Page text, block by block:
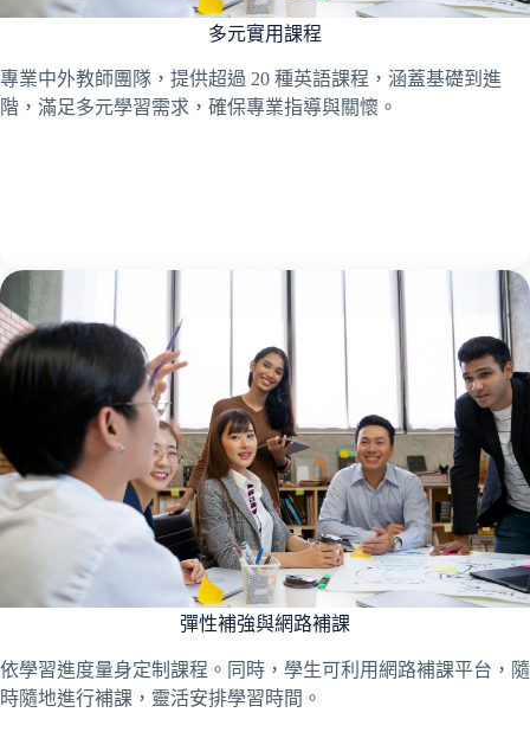
多元實用課程
專業中外教師團隊，提供超過 20 種英語課程，涵蓋基礎到進
階，滿足多元學習需求，確保專業指導與關懷。
彈性補強與網路補課
依學習進度量身定制課程。同時，學生可利用網路補課平台，隨
時隨地進行補課，靈活安排學習時間。